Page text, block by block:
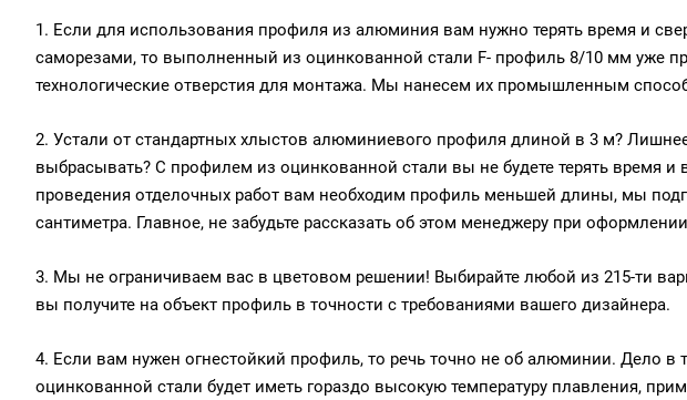
1. Если для использования профиля из алюминия вам нужно терять время и
саморезами, то выполненный из оцинкованной стали F- профиль 8/10 мм уже
технологические отверстия для монтажа. Мы нанесем их промышленным
2. Устали от стандартных хлыстов алюминиевого профиля длиной в 3 м?
выбрасывать? С профилем из оцинкованной стали вы не будете терять время и
проведения отделочных работ вам необходим профиль меньшей длины, мы
сантиметра. Главное, не забудьте рассказать об этом менеджеру при
3. Мы не ограничиваем вас в цветовом решении! Выбирайте любой из 215-ти
вы получите на объект профиль в точности с требованиями вашего дизайнера.
4. Если вам нужен огнестойкий профиль, то речь точно не об алюминии. Дело в
оцинкованной стали будет иметь гораздо высокую температуру плавления,